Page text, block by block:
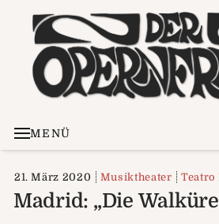
MENÜ
21. März 2020 Musiktheater Teatro
Madrid: „Die